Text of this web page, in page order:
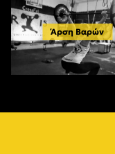
Άρση Βαρών